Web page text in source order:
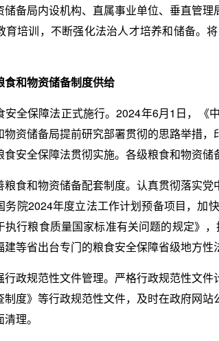
储备局内设机构、直属事业单位、垂直管
育培训，不断强化法治人才培养和储备。
食和物资储备制度供给
安全保障法正式施行。2024年6月1日，
物资储备局提前研究部署贯彻的思路举措
安全保障法贯彻实施。各级粮食和物资
粮食和物资储备配套制度。认真贯彻落实
务院2024年度立法工作计划预备项目，加
执行粮食质量国家标准有关问题的规定》
等省出台专门的粮食安全保障省级地方性
行政规范性文件管理。严格行政规范性文
制度》等行政规范性文件，及时在政府网
理。